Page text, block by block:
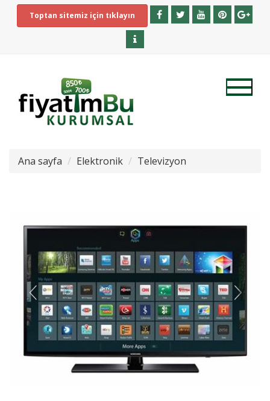
Toptan sitemiz için tıklayın
Ana sayfa Elektronik Televizyon